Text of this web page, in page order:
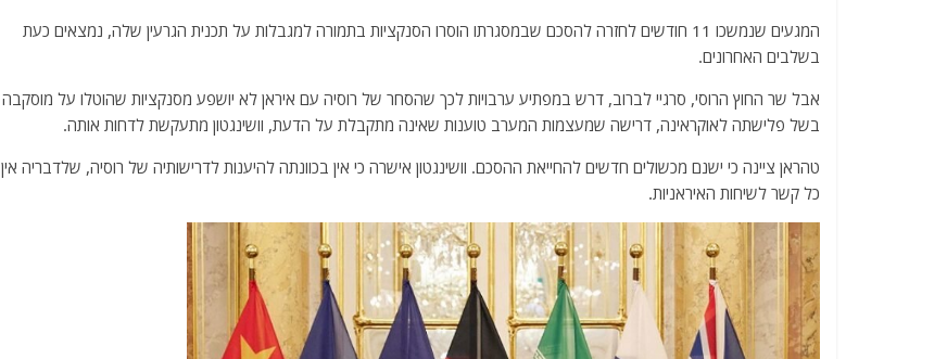
המגעים שנמשכו 11 חודשים לחזרה להסכם שבמסגרתו הוסרו הסנקציות בתמורה למגבלות על תכנית הגרעין שלה, נמצאים כעת
בשלבים האחרונים.
אבל שר החוץ הרוסי, סרגיי לברוב, דרש במפתיע ערבויות לכך שהסחר של רוסיה עם איראן לא יושפע מסנקציות שהוטלו על מוסקבה
בשל פלישתה לאוקראינה, דרישה שמעצמות המערב טוענות שאינה מתקבלת על הדעת, וושינגטון מתעקשת לדחות אותה.
טהראן ציינה כי ישנם מכשולים חדשים להחייאת ההסכם. וושינגטון אישרה כי אין בכוונתה להיענות לדרישותיה של רוסיה, שלדבריה אין
כל קשר לשיחות האיראניות.